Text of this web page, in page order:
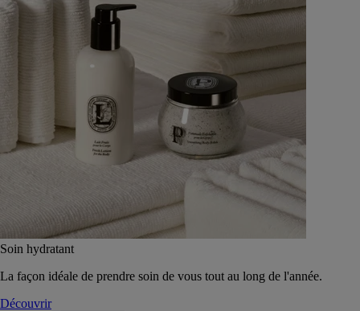
Soin hydratant
La façon idéale de prendre soin de vous tout au long de l'année.
Découvrir